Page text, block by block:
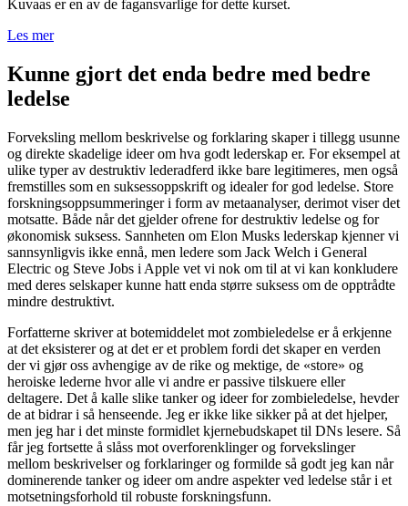
Kuvaas er en av de fagansvarlige for dette kurset.
Les mer
Kunne gjort det enda bedre med bedre
ledelse
Forveksling mellom beskrivelse og forklaring skaper i tillegg usunne
og direkte skadelige ideer om hva godt lederskap er. For eksempel at
ulike typer av destruktiv lederadferd ikke bare legitimeres, men også
fremstilles som en suksessoppskrift og idealer for god ledelse. Store
forskningsoppsummeringer i form av metaanalyser, derimot viser det
motsatte. Både når det gjelder ofrene for destruktiv ledelse og for
økonomisk suksess. Sannheten om Elon Musks lederskap kjenner vi
sannsynligvis ikke ennå, men ledere som Jack Welch i General
Electric og Steve Jobs i Apple vet vi nok om til at vi kan konkludere
med deres selskaper kunne hatt enda større suksess om de opptrådte
mindre destruktivt.
Forfatterne skriver at botemiddelet mot zombieledelse er å erkjenne
at det eksisterer og at det er et problem fordi det skaper en verden
der vi gjør oss avhengige av de rike og mektige, de «store» og
heroiske lederne hvor alle vi andre er passive tilskuere eller
deltagere. Det å kalle slike tanker og ideer for zombieledelse, hevder
de at bidrar i så henseende. Jeg er ikke like sikker på at det hjelper,
men jeg har i det minste formidlet kjernebudskapet til DNs lesere. Så
får jeg fortsette å slåss mot overforenklinger og forvekslinger
mellom beskrivelser og forklaringer og formilde så godt jeg kan når
dominerende tanker og ideer om andre aspekter ved ledelse står i et
motsetningsforhold til robuste forskningsfunn.